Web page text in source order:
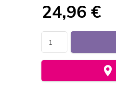
24,96 €